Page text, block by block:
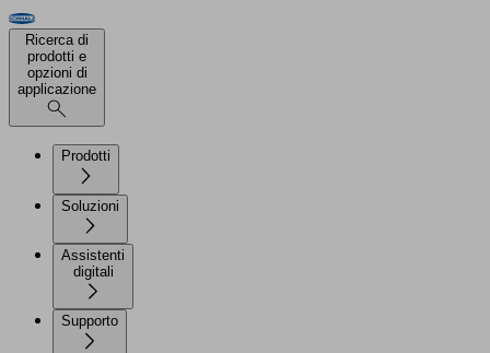
Ricerca di
prodotti e
opzioni di
applicazione
Prodotti
Soluzioni
Assistenti
Supporto